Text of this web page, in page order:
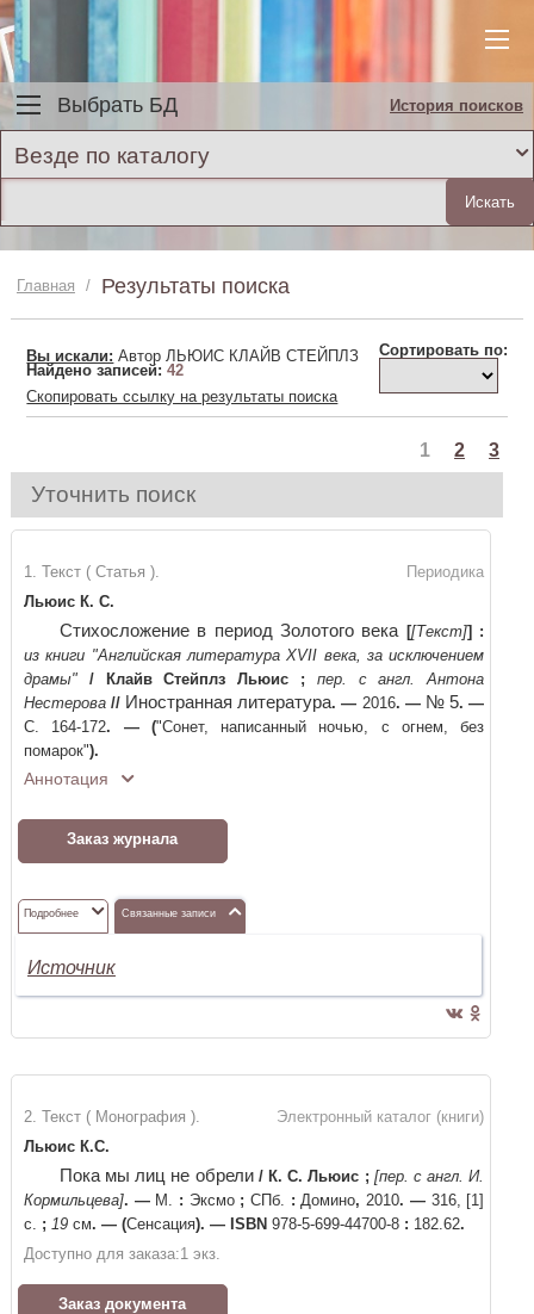
Выбрать БД История поисков
Везде по каталогу
Главная / Результаты поиска
Сортировать по:
Вы искали: Автор ЛЬЮИС КЛАЙВ СТЕЙПЛЗ
Найдено записей:42
Скопировать ссылку на результаты поиска
1 2 3
Уточнить поиск
Периодика
1. Текст ( Статья ).
Льюис К. С.
Стихосложение в период Золотого века [[Текст]] :
из книги "Английская литература XVII века, за исключением
драмы"
/ Клайв Стейплз Льюис ;
пер. с англ. Антона
Нестерова // Иностранная литература. — 2016. — № 5. —
С. 164-172. — ("Сонет, написанный ночью, с огнем, без
помарок").
Аннотация
Заказ журнала
Подробнее Связанные записи
Источник
Электронный каталог (книги)
2. Текст ( Монография ).
Льюис К.С.
Пока мы лиц не обрели / К. С. Льюис ; [пер. с англ. И.
Кормильцева]. —М. : Эксмо ; СПб. : Домино, 2010. —316, [1]
с. ; 19см. — (Сенсация). — ISBN 978-5-699-44700-8 : 182.62.
Доступно для заказа:1 экз.
Заказ документа